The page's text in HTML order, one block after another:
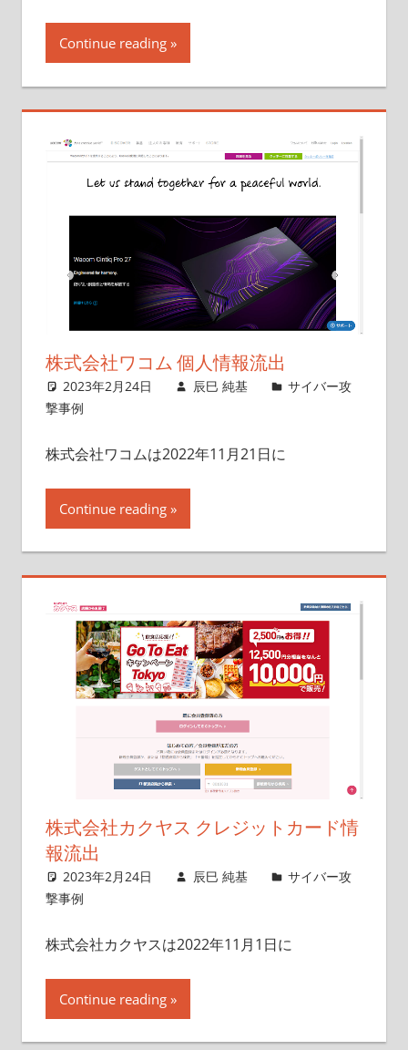
Continue reading
株式会社ワコム 個人情報流出
2023年2月24日 辰巳 純基
サイバー攻
撃事例
株式会社ワコムは2022年11月21日に
Continue reading
株式会社カクヤス クレジットカード情
報流出
2023年2月24日 辰巳 純基
サイバー攻
撃事例
株式会社カクヤスは2022年11月1日に
Continue reading